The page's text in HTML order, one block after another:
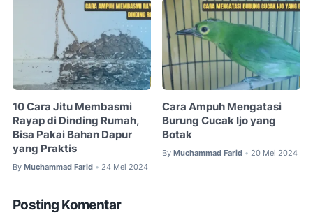
10 Cara Jitu Membasmi
Rayap di Dinding Rumah,
Bisa Pakai Bahan Dapur
yang Praktis
By Muchammad Farid • 24 Mei 2024
Cara Ampuh Mengatasi
Burung Cucak Ijo yang
Botak
By Muchammad Farid • 20 Mei 2024
Posting Komentar